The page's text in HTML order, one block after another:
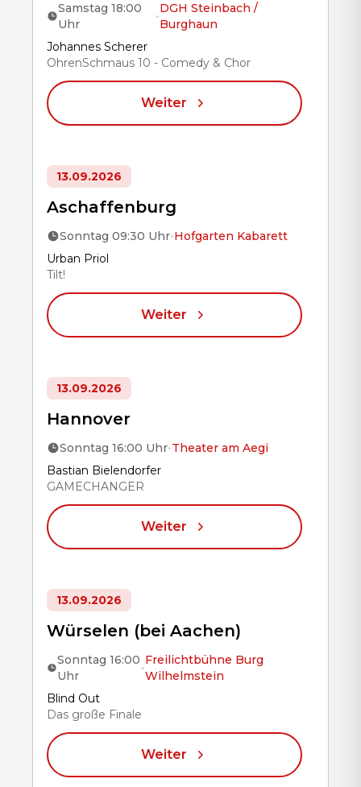
Samstag 18:00
Uhr
•
DGH Steinbach /
Burghaun
Title
Johannes Scherer
OhrenSchmaus 10 - Comedy & Chor
Weiter
13.09.2026
Aschaffenburg
Sonntag 09:30 Uhr•Hofgarten Kabarett
Title
Urban Priol
Tilt!
Weiter
13.09.2026
Hannover
Sonntag 16:00 Uhr•Theater am Aegi
Title
Bastian Bielendorfer
GAMECHANGER
Weiter
13.09.2026
Würselen (bei Aachen)
Sonntag 16:00
Uhr
•
Freilichtbühne Burg
Wilhelmstein
Title
Blind Out
Das große Finale
Weiter